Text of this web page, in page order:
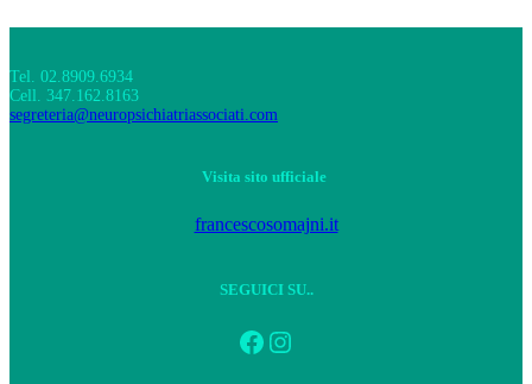
Tel. 02.8909.6934
Cell. 347.162.8163
segreteria@neuropsichiatriassociati.com
Visita sito ufficiale
francescosomajni.it
SEGUICI SU..
Facebook Instagram